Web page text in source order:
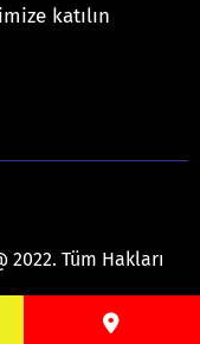
katılın
Tüm Hakları